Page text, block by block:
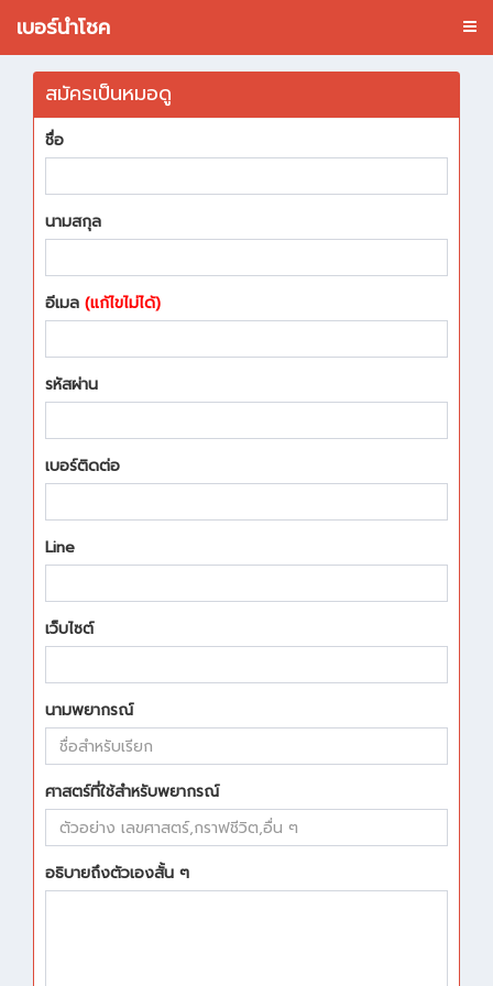
เบอร์นำโชค
สมัครเป็นหมอดู
ชื่อ
นามสกุล
อีเมล (แก้ไขไม่ได้)
รหัสผ่าน
เบอร์ติดต่อ
Line
เว็บไซต์
นามพยากรณ์
ศาสตร์ที่ใช้สำหรับพยากรณ์
อธิบายถึงตัวเองสั้น ๆ